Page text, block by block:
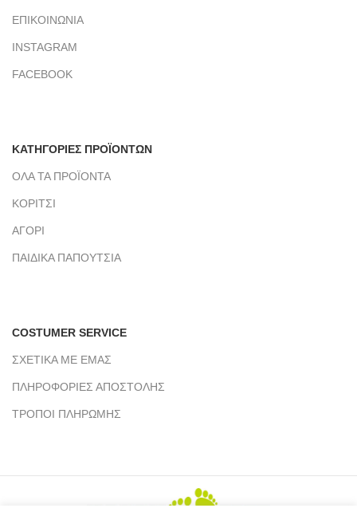
ΕΠΙΚΟΙΝΩΝΙΑ
INSTAGRAM
FACEBOOK
ΚΑΤΗΓΟΡΙΕΣ ΠΡΟΪΟΝΤΩΝ
ΟΛΑ ΤΑ ΠΡΟΪΟΝΤΑ
ΚΟΡΙΤΣΙ
ΑΓΟΡΙ
ΠΑΙΔΙΚΑ ΠΑΠΟΥΤΣΙΑ
COSTUMER SERVICE
ΣΧΕΤΙΚΑ ΜΕ ΕΜΑΣ
ΠΛΗΡΟΦΟΡΙΕΣ ΑΠΟΣΤΟΛΗΣ
ΤΡΟΠΟΙ ΠΛΗΡΩΜΗΣ